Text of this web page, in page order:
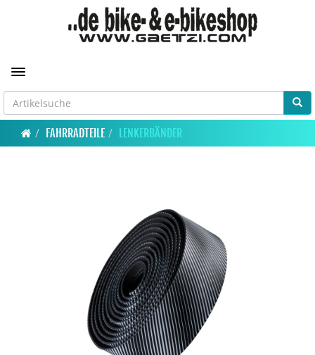
Toggle navigation
FAHRRADTEILE LENKERBÄNDER